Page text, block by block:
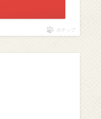
ポチップ